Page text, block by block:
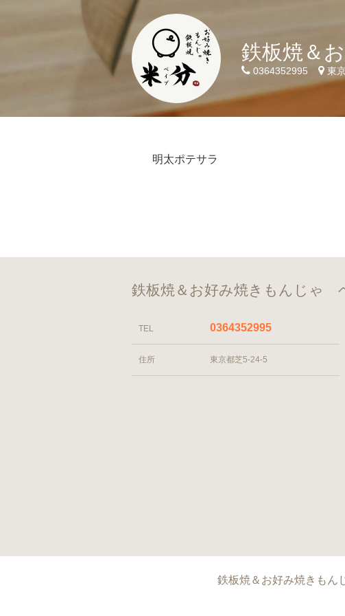
鉄板焼＆
0364352995 東
明太ポテサラ
鉄板焼＆お好み焼きもんじゃ
TEL 0364352995
住所 東京都芝5-24-5
鉄板焼＆お好み焼きも